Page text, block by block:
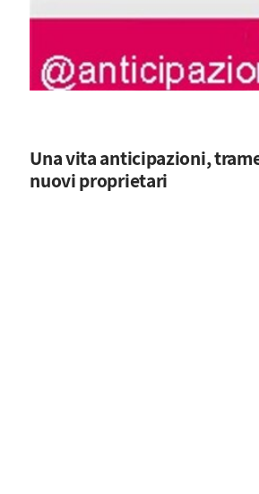
Una vita anticipazioni,
nuovi proprietari